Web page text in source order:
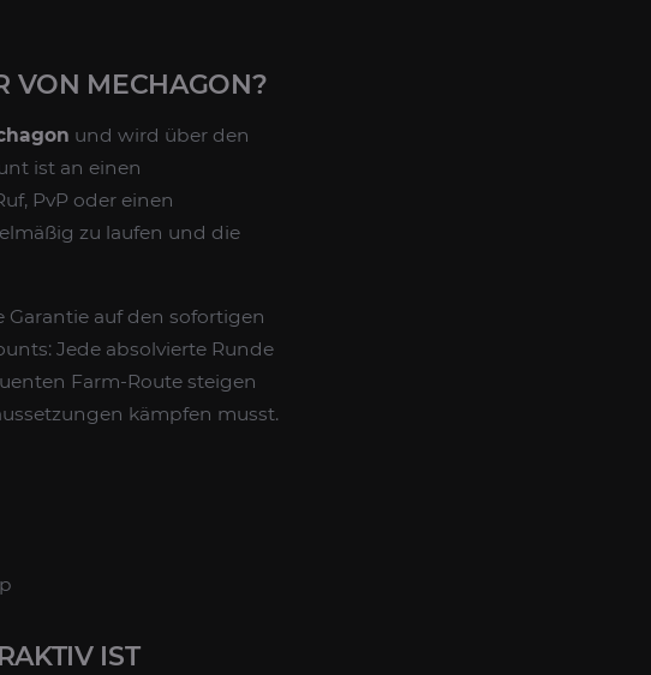
VON MECHAGON?
und wird über den
ist an einen
PvP oder einen
zu laufen und die
Garantie auf den sofortigen
Jede absolvierte Runde
Farm-Route steigen
kämpfen musst.
IST